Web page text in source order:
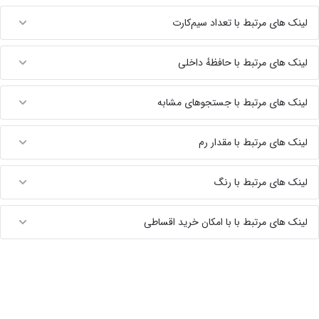
لینک های مرتبط با تعداد سیم‌کارت
لینک های مرتبط با حافظهٔ داخلی
لینک های مرتبط با جستجوهای مشابه
لینک های مرتبط با مقدار رم
لینک های مرتبط با رنگ
لینک های مرتبط با با امکان خرید اقساطی